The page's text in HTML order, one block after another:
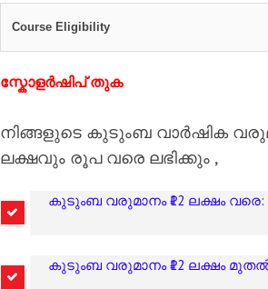
Course Eligibility
സ്കോളർഷിപ് തുക
നിങ്ങളുടെ കുടുംബ വാർഷിക
ലക്ഷവും രൂപ വരെ ലഭിക്കും ,
കുടുംബ വരുമാനം ₹12 ലക്ഷം വരെ:
കുടുംബ വരുമാനം ₹12 ലക്ഷം മുതൽ